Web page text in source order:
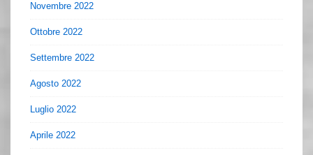
Novembre 2022
Ottobre 2022
Settembre 2022
Agosto 2022
Luglio 2022
Aprile 2022